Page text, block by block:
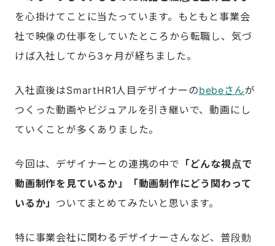
を心掛けてことに当たっています。もともと事業会
社で映像の仕事をしていたところから転職し、気づ
けば入社してから3ヶ月が経ちました。
入社直後はSmartHR1人目デザイナーのbebeさんが
つくった動画やビジュアルを引き継いで、動画にし
ていくことが多くありました。
今回は、デザイナーとの連携の中で 「どんな視点で
動画制作を見ているか」「動画制作にどう関わって
いるか」 ついてまとめてみたいと思います。
特に事業会社に関わるデザイナーさんなど、普段動